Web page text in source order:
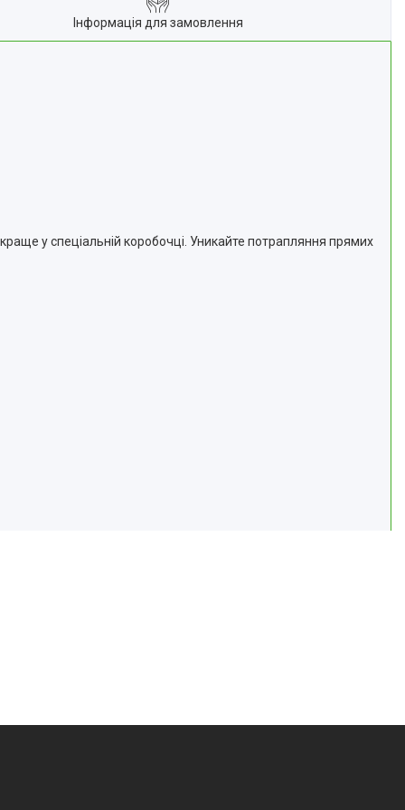
Інформація для замовлення
у спеціальній коробочці. Уникайте потрапляння прямих